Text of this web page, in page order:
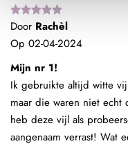
Door Rachèl
Op 02-04-2024
Mijn nr 1!
Ik gebruikte altijd witte
maar die waren niet
heb deze vijl als
aangenaam verrast! Wat